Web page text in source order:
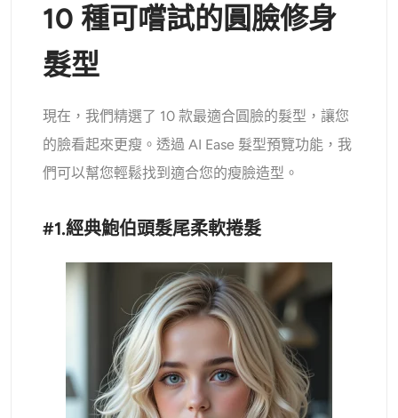
10 種可嚐試的圓臉修身
髮型
現在，我們精選了 10 款最適合圓臉的髮型，讓您
的臉看起來更瘦。透過 AI Ease 髮型預覽功能，我
們可以幫您輕鬆找到適合您的瘦臉造型。
#1.經典鮑伯頭髮尾柔軟捲髮